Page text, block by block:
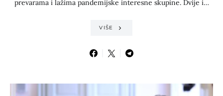
prevarama i lažima pandemijske interesne skupine. Dvije i…
VIŠE